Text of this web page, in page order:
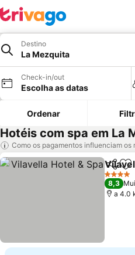
Destino
La Mezquita
Check-in/out
Escolha as datas
Ordenar
Hotéis com spa em La
Como os pagamentos influenciam os
4 Estrelas
8,3
a 4.0